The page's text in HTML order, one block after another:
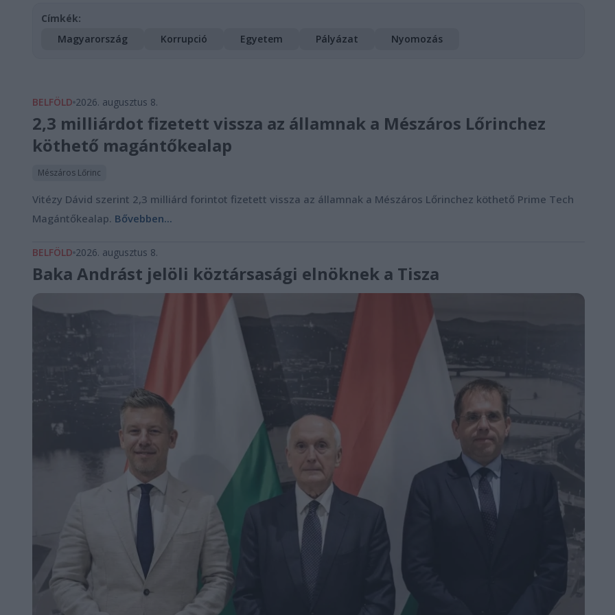
Címkék:
Magyarország
Korrupció Egyetem Pályázat Nyomozás
BELFÖLD 2026. augusztus 8.
2,3 milliárdot fizetett vissza az államnak a Mészáros Lőrinchez
köthető magántőkealap
Mészáros Lőrinc
Vitézy Dávid szerint 2,3 milliárd forintot fizetett vissza az államnak a Mészáros Lőrinchez köthető Prime Tech
Magántőkealap. Bővebben...
BELFÖLD 2026. augusztus 8.
Baka Andrást jelöli köztársasági elnöknek a Tisza